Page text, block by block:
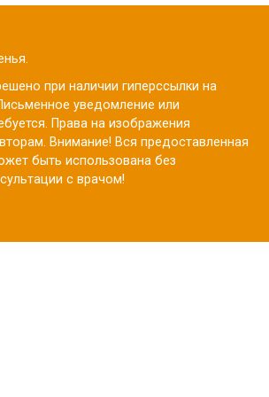
при наличии гиперссылки на
уведомление или
Права на изображения
Внимание! Вся предоставленная
быть использована без
с врачом!